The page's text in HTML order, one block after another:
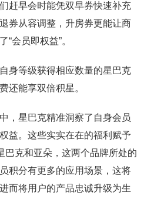
赶早会时能凭双早券快速补充
券从容调整，升房券更能让商
会员即权益”。
身等级获得相应数量的星巴克
还能享双倍积星。
，星巴克精准洞察了自身会员
益。这些实实在在的福利赋予
巴克和亚朵，这两个品牌所处的
积分有更多的应用场景，这将
而将用户的产品忠诚升级为生